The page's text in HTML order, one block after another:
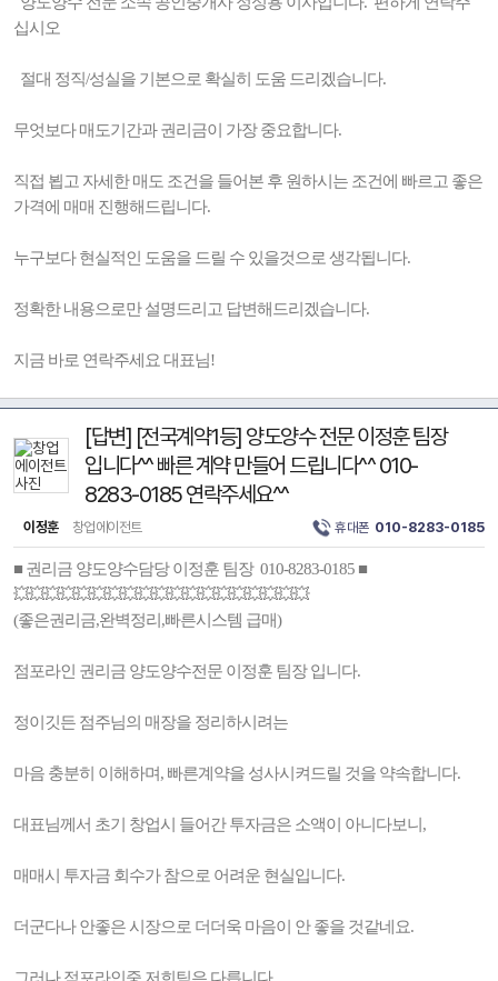
십시오
절대 정직/성실을 기본으로 확실히 도움 드리겠습니다.
무엇보다 매도기간과 권리금이 가장 중요합니다.
직접 뵙고 자세한 매도 조건을 들어본 후 원하시는 조건에 빠르고 좋은
가격에 매매 진행해드립니다.
누구보다 현실적인 도움을 드릴 수 있을것으로 생각됩니다.
정확한 내용으로만 설명드리고 답변해드리겠습니다.
지금 바로 연락주세요 대표님!
[답변] [전국계약1등] 양도양수 전문 이정훈 팀장
입니다^^ 빠른 계약 만들어 드립니다^^ 010-
8283-0185 연락주세요^^
이정훈 창업에이전트 휴대폰 010-8283-0185
■ 권리금 양도양수담당 이정훈 팀장 010-8283-0185 ■
💥💥💥💥💥💥💥💥💥💥💥💥💥💥💥💥💥💥💥
(좋은권리금,완벽정리,빠른시스템 급매)
점포라인 권리금 양도양수전문 이정훈 팀장 입니다.
정이깃든 점주님의 매장을 정리하시려는
마음 충분히 이해하며, 빠른계약을 성사시켜드릴 것을 약속합니다.
대표님께서 초기 창업시 들어간 투자금은 소액이 아니다보니,
매매시 투자금 회수가 참으로 어려운 현실입니다.
더군다나 안좋은 시장으로 더더욱 마음이 안 좋을 것같네요.